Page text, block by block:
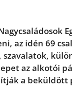
az idén 69
az alkotói
a beküldött